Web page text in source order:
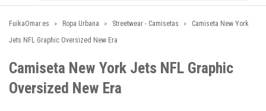
FuikaOmar.es Ropa Urbana Streetwear - Camisetas
Camiseta New York
Jets NFL Graphic Oversized New Era
Camiseta New York Jets NFL Graphic
Oversized New Era